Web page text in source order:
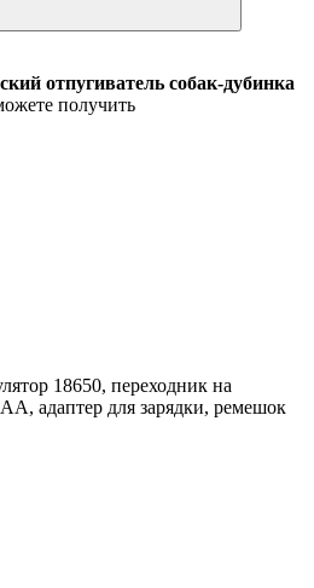
отпугиватель собак-дубинка
получить
18650, переходник на
адаптер для зарядки, ремешок